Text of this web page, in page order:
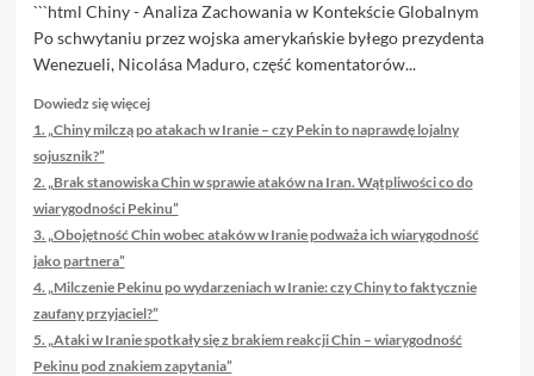
```html Chiny - Analiza Zachowania w Kontekście Globalnym
Po schwytaniu przez wojska amerykańskie byłego prezydenta
Wenezueli, Nicolása Maduro, część komentatorów...
Dowiedz się więcejDowiedz
się
Oto
kilka
propozycji
tytułów
o
zachowanym
sensie:
1. „Chiny milczą po atakach w Iranie – czy Pekin to naprawdę lojalny
sojusznik?”
2. „Brak stanowiska Chin w sprawie ataków na Iran. Wątpliwości co do
wiarygodności Pekinu”
3. „Obojętność Chin wobec ataków w Iranie podważa ich wiarygodność
jako partnera”
4. „Milczenie Pekinu po wydarzeniach w Iranie: czy Chiny to faktycznie
zaufany przyjaciel?”
5. „Ataki w Iranie spotkały się z brakiem reakcji Chin – wiarygodność
Pekinu pod znakiem zapytania”